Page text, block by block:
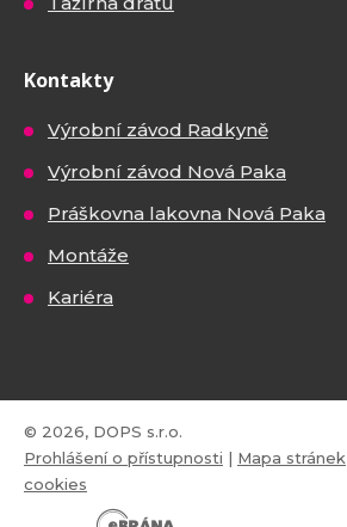
Kontakty
Výrobní závod Radkyně
Výrobní závod Nová Paka
Práškovna lakovna Nová Paka
Montáže
Kariéra
© 2026, DOPS s.r.o.
Prohlášení o přístupnosti | Mapa stránek
cookies